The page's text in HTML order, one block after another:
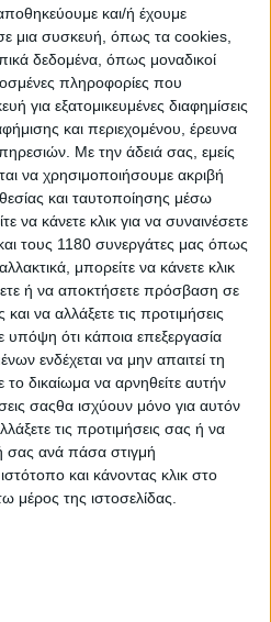
και/ή έχουμε
μια συσκευή, όπως τα cookies,
δεδομένα, όπως μοναδικοί
πληροφορίες που
για εξατομικευμένες διαφημίσεις
και περιεχομένου, έρευνα
Με την άδειά σας, εμείς
να χρησιμοποιήσουμε ακριβή
και ταυτοποίησης μέσω
κάνετε κλικ για να συναινέσετε
τους 1180 συνεργάτες μας όπως
μπορείτε να κάνετε κλικ
ή να αποκτήσετε πρόσβαση σε
να αλλάξετε τις προτιμήσεις
υπόψη ότι κάποια επεξεργασία
ενδέχεται να μην απαιτεί τη
δικαίωμα να αρνηθείτε αυτήν
σαςθα ισχύουν μόνο για αυτόν
τις προτιμήσεις σας ή να
σας ανά πάσα στιγμή
και κάνοντας κλικ στο
της ιστοσελίδας.
Star
Yamaha
YZ450F
Lock
Honda
CRF450R
125
Kawasaki
KX450SR
122
Bull
KTM 450 SX-F 98
Husqvarna FC
450
90
Bull
KTM 450 SX-F